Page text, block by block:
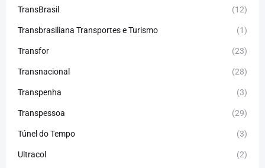
TransBrasil (12)
Transbrasiliana Transportes e Turismo (1)
Transfor (23)
Transnacional (28)
Transpenha (3)
Transpessoa (29)
Túnel do Tempo (3)
Ultracol (2)